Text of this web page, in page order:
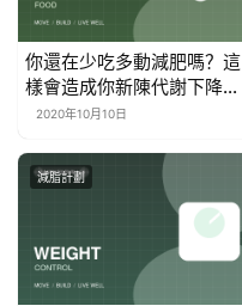
你還在少吃多動減肥嗎？這
樣會造成你新陳代謝下降，
減脂會反彈
2020年10月10日
減脂計劃